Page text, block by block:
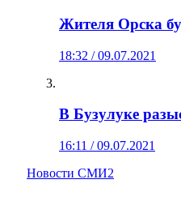
Жителя Орска
18:32 / 09.07.2021
В Бузулуке
16:11 / 09.07.2021
Новости СМИ2